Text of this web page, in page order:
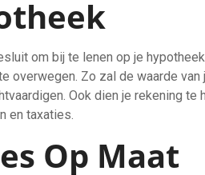
om bij te lenen op je
overwegen. Zo zal de waarde
Ook dien je rekening
en taxaties.
Op Maat